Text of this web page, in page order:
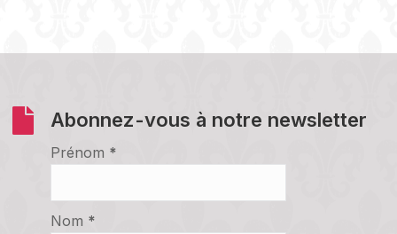
Abonnez-vous à notre newsletter
Prénom *
Nom *